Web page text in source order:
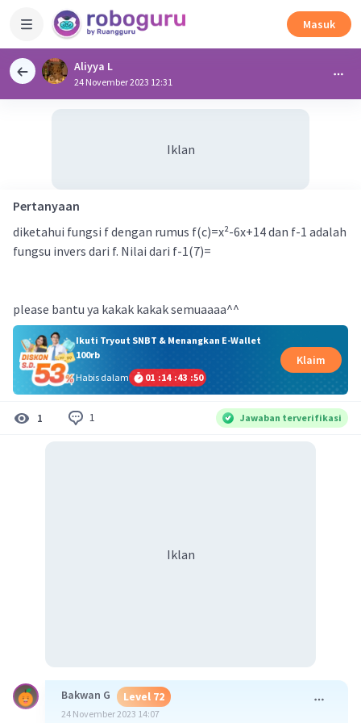
Masuk
Aliyya L
24 November 2023 12:31
Iklan
Pertanyaan
diketahui fungsi f dengan rumus f(c)=x²-6x+14 dan f-1 adalah
fungsu invers dari f. Nilai dari f-1(7)=
please bantu ya kakak kakak semuaaaa^^
Ikuti Tryout SNBT & Menangkan E-Wallet
100rb
Habis dalam
01 :14 :43 :50
Klaim
1 1 Jawaban terverifikasi
Iklan
Bakwan G Level 72
24 November 2023 14:07